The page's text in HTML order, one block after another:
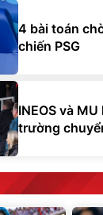
4 bài toán
chiến PSG
INEOS và
trường